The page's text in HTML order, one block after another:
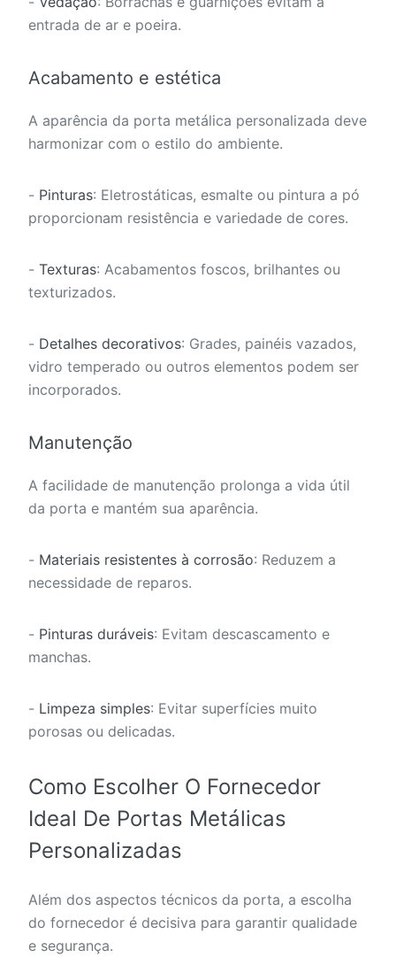
entrada de ar e poeira.
Acabamento e estética
A aparência da porta metálica personalizada deve
harmonizar com o estilo do ambiente.
- Pinturas: Eletrostáticas, esmalte ou pintura a pó
proporcionam resistência e variedade de cores.
- Texturas: Acabamentos foscos, brilhantes ou
texturizados.
- Detalhes decorativos: Grades, painéis vazados,
vidro temperado ou outros elementos podem ser
incorporados.
Manutenção
A facilidade de manutenção prolonga a vida útil
da porta e mantém sua aparência.
- Materiais resistentes à corrosão: Reduzem a
necessidade de reparos.
- Pinturas duráveis: Evitam descascamento e
manchas.
- Limpeza simples: Evitar superfícies muito
porosas ou delicadas.
Como Escolher O Fornecedor
Ideal De Portas Metálicas
Personalizadas
Além dos aspectos técnicos da porta, a escolha
do fornecedor é decisiva para garantir qualidade
e segurança.